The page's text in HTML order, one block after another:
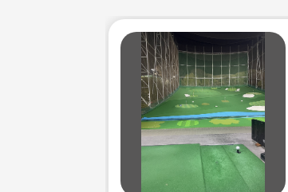
奮ってご参加下さいませ❗️
1人でも多くの方にお会い出来ること